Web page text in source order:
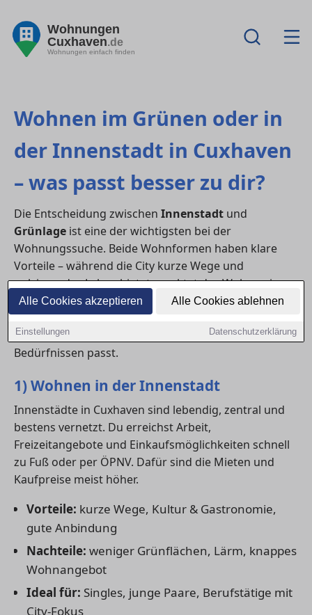
Alle Cookies akzeptieren Alle Cookies ablehnen
Einstellungen Datenschutzerklärung
Wohnungen
Cuxhaven.de
Wohnungen einfach finden
Wohnen im Grünen oder in
der Innenstadt in Cuxhaven
– was passt besser zu dir?
Die Entscheidung zwischen Innenstadt und
Grünlage ist eine der wichtigsten bei der
Wohnungssuche. Beide Wohnformen haben klare
Vorteile – während die City kurze Wege und
pulsierendes Leben bietet, punktet das Wohnen im
Grünen mit Ruhe, Platz und Natur. Wer eine
Wohnung mietenoder ein
sollte genau abwägen, was zu den eigenen
Bedürfnissen passt.
1) Wohnen in der Innenstadt
Innenstädte in Cuxhaven sind lebendig, zentral und
bestens vernetzt. Du erreichst Arbeit,
Freizeitangebote und Einkaufsmöglichkeiten schnell
zu Fuß oder per ÖPNV. Dafür sind die Mieten und
Kaufpreise meist höher.
Vorteile: kurze Wege, Kultur & Gastronomie,
gute Anbindung
Nachteile: weniger Grünflächen, Lärm, knappes
Wohnangebot
Ideal für: Singles, junge Paare, Berufstätige mit
City-Fokus